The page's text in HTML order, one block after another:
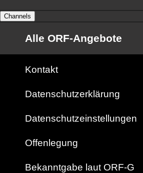
Channels
Alle ORF-Angebote
Kontakt
Datenschutzerklärung
Datenschutzeinstellungen
Offenlegung
Bekanntgabe laut ORF-G